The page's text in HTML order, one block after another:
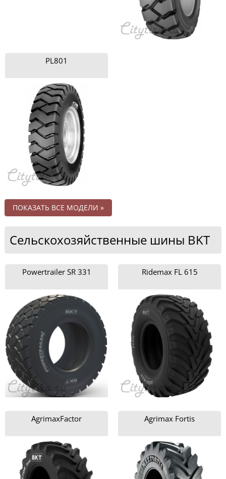
PL801
ПОКАЗАТЬ ВСЕ МОДЕЛИ »
Сельскохозяйственные шины BKT
Powertrailer SR 331 Ridemax FL 615
AgrimaxFactor Agrimax Fortis